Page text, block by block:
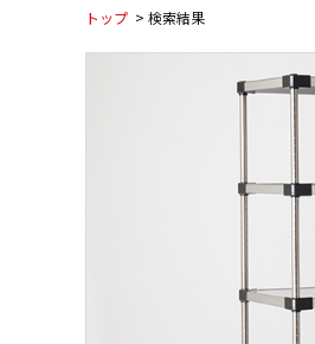
トップ > 検索結果